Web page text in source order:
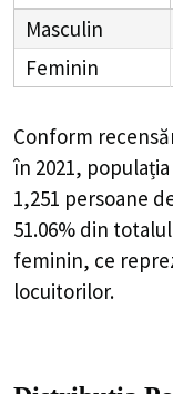
Masculin
Feminin
Conform
în 2021,
1,251 persoane
51.06% din
feminin, ce
locuitorilor.